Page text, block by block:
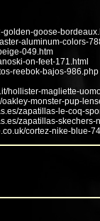
golden-goose-
aluminum-colors-
049.htm
on-feet-171.html
reebok-bajos-986.php
hollister-magliette-
monster-pup-
zapatillas-le-coq-
zapatillas-
cortez-nike-blue-